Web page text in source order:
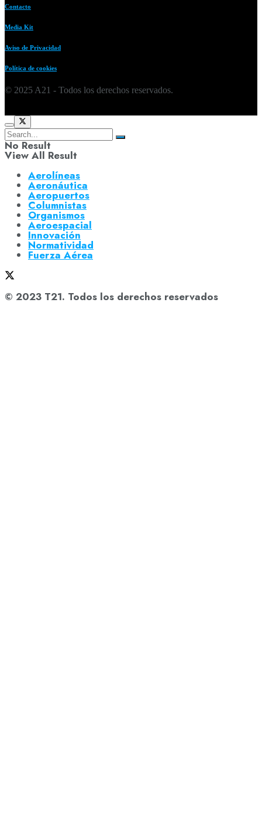
Contacto
Media Kit
Aviso de Privacidad
Política de cookies
© 2025 A21 - Todos los derechos reservados.
No Result
View All Result
Aerolíneas
Aeronáutica
Aeropuertos
Columnistas
Organismos
Aeroespacial
Innovación
Normatividad
Fuerza Aérea
© 2023 T21. Todos los derechos reservados